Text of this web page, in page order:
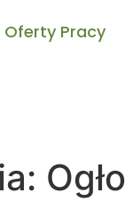
Oferty Pracy